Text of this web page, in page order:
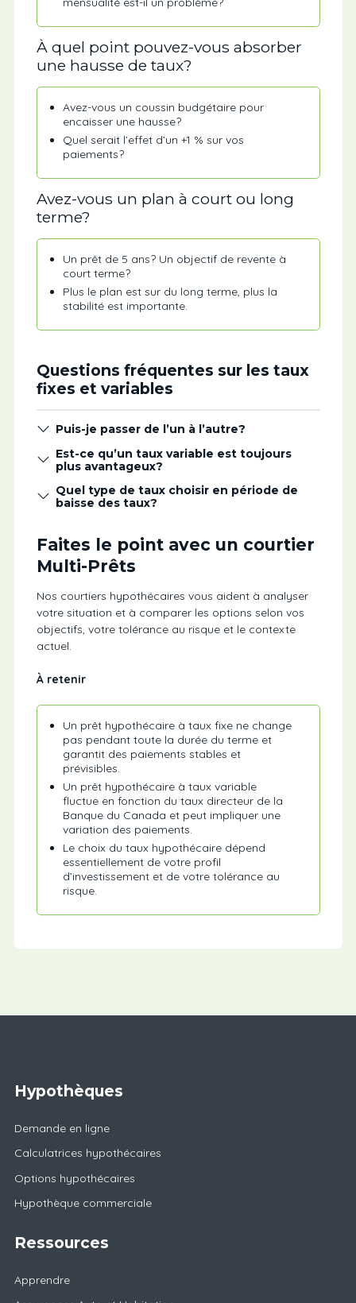
À quel point pouvez-vous absorber
une hausse de taux?
Avez-vous un coussin budgétaire pour
encaisser une hausse?
Quel serait l’effet d’un +1 % sur vos
paiements?
Avez-vous un plan à court ou long
terme?
Un prêt de 5 ans? Un objectif de revente à
court terme?
Plus le plan est sur du long terme, plus la
stabilité est importante.
Questions fréquentes sur les taux
fixes et variables
Puis-je passer de l’un à l’autre?
Est-ce qu’un taux variable est toujours
plus avantageux?
Quel type de taux choisir en période de
baisse des taux?
Faites le point avec un courtier
Multi-Prêts
Nos courtiers hypothécaires vous aident à analyser
votre situation et à comparer les options selon vos
objectifs, votre tolérance au risque et le contexte
actuel.
À retenir
Un prêt hypothécaire à taux fixe ne change
pas pendant toute la durée du terme et
garantit des paiements stables et
prévisibles.
Un prêt hypothécaire à taux variable
fluctue en fonction du taux directeur de la
Banque du Canada et peut impliquer une
variation des paiements.
Le choix du taux hypothécaire dépend
essentiellement de votre profil
d’investissement et de votre tolérance au
risque.
Hypothèques
Demande en ligne
Calculatrices hypothécaires
Options hypothécaires
Hypothèque commerciale
Ressources
Apprendre